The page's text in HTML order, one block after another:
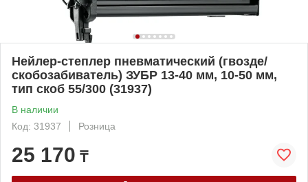
Нейлер-степлер пневматический (гвозде/
скобозабиватель) ЗУБР 13-40 мм, 10-50 мм,
тип скоб 55/300 (31937)
В наличии
Код: 31937
Розница
25 170 ₸